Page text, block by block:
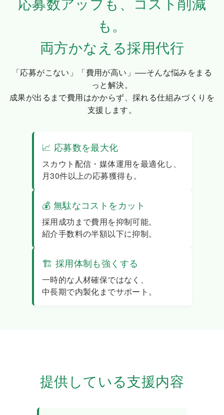
も。
両方かなえる採用代行
「応募がこない」「費用が高い」──そんな悩みをまる
っと解決。
成果が出るまで費用はかからず、採れる仕組みづくりを
支援します。
📈 応募数を最大化
スカウト配信・媒体運用を最適化し、
月30件以上の応募獲得も。
💰 無駄なコストをカット
採用成功まで費用を抑制可能。
紹介手数料の半額以下に抑制。
🏗 採用体制も強くする
一時的な人材確保ではなく、
中長期で内製化までサポート。
提供している支援内容